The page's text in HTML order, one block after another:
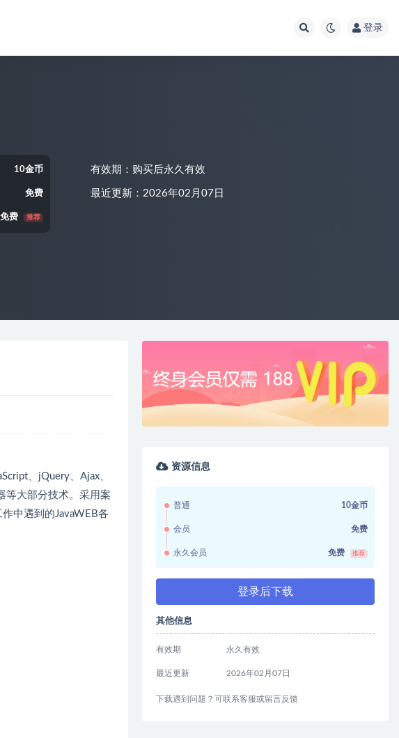
登录
10金币
免费
免费 推荐
有效期：购买后永久有效
最近更新：2026年02月07日
、jQuery、Ajax、
等大部分技术。采用案
中遇到的JavaWEB各
资源信息
普通 10金币
会员 免费
永久会员 免费 推荐
登录后下载
其他信息
有效期 永久有效
最近更新 2026年02月07日
下载遇到问题？可联系客服或留言反馈